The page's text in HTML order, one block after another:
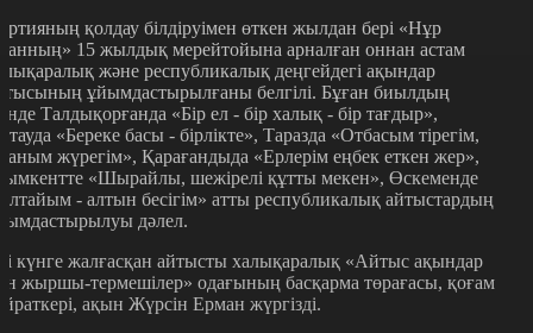
қолдау білдіруімен өткен жылдан бері «Нұр
15 жылдық мерейтойына арналған оннан астам
және республикалық деңгейдегі ақындар
ұйымдастырылғаны белгілі. Бұған биылдың
Талдықорғанда «Бір ел - бір халық - бір тағдыр»,
«Береке басы - бірлікте», Таразда «Отбасым тірегім,
жүрегім», Қарағандыда «Ерлерім еңбек еткен жер»,
«Шырайлы, шежірелі құтты мекен», Өскеменде
- алтын бесігім» атты республикалық айтыстардың
дәлел.
күнге жалғасқан айтысты халықаралық «Айтыс ақындар
жыршы-термешілер» одағының басқарма төрағасы, қоғам
ақын Жүрсін Ерман жүргізді.